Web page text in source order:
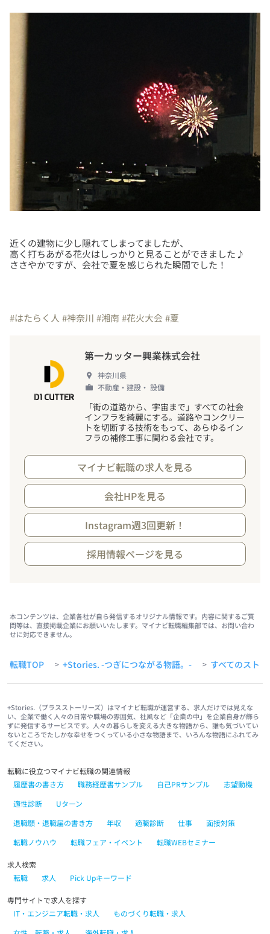
近くの建物に少し隠れてしまってましたが、
高く打ちあがる花火はしっかりと見ることができました♪
ささやかですが、会社で夏を感じられた瞬間でした！
#はたらく人 #神奈川 #湘南 #花火大会#夏
第一カッター興業株式会社
神奈川県
不動産・建設・ 設備
「街の道路から、宇宙まで」すべての社会
インフラを綺麗にする。道路やコンクリー
トを切断する技術をもって、あらゆるイン
フラの補修工事に関わる会社です。
マイナビ転職の求人を見る
会社HPを見る
Instagram週3回更新！
採用情報ページを見る
本コンテンツは、企業各社が自ら発信するオリジナル情報です。内容に関するご質
問等は、直接掲載企業にお願いいたします。マイナビ転職編集部では、お問い合わ
せに対応できません。
転職TOP > +Stories. -つぎにつながる物語。- > すべてのスト
+Stories.（プラスストーリーズ）はマイナビ転職が運営する、求人だけでは見えな
い、企業で働く人々の日常や職場の雰囲気、社風など「企業の中」を企業自身が飾ら
ずに発信するサービスです。人々の暮らしを変える大きな物語から、誰も気づいてい
ないところでたしかな幸せをつくっている小さな物語まで、いろんな物語にふれてみ
てください。
転職に役立つマイナビ転職の関連情報
履歴書の書き方
職務経歴書サンプル 自己PRサンプル
志望動機
適性診断
Uターン
退職願・退職届の書き方
年収 適職診断 仕事
面接対策
転職ノウハウ
転職フェア・イベント 転職WEBセミナー
求人検索
転職
求人 Pick Upキーワード
専門サイトで求人を探す
IT・エンジニア転職・求人
ものづくり転職・求人